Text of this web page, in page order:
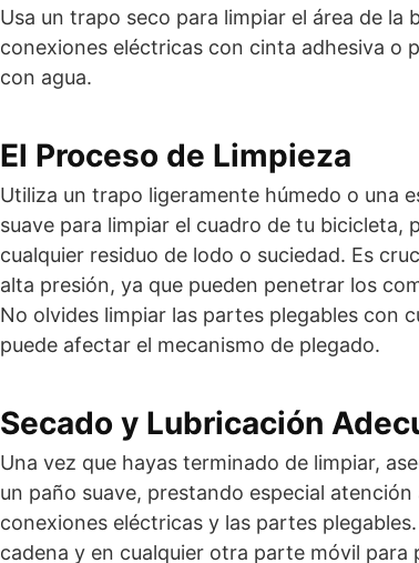
Usa un trapo seco para limpiar el área de la
conexiones eléctricas con cinta adhesiva o
con agua.
El Proceso de Limpieza
Utiliza un trapo ligeramente húmedo o una
suave para limpiar el cuadro de tu bicicleta,
cualquier residuo de lodo o suciedad. Es
alta presión, ya que pueden penetrar los
No olvides limpiar las partes plegables con
puede afectar el mecanismo de plegado.
Secado y Lubricación
Una vez que hayas terminado de limpiar,
un paño suave, prestando especial atención
conexiones eléctricas y las partes
cadena y en cualquier otra parte móvil